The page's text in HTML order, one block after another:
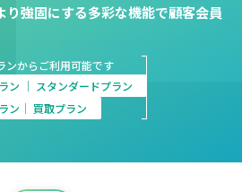
り強固にする多彩な機能で顧客会員
ンからご利用可能です
ン │ スタンダードプラン
ン│ 買取プラン